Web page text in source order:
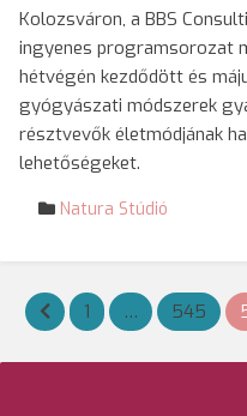
Kolozsváron, a BBS
ingyenes programsorozat
hétvégén kezdődött és
gyógyászati módszerek
résztvevők életmódjának
lehetőségeket.
Natura Stúdió
Bejegyzések
lapozása
1 … 545